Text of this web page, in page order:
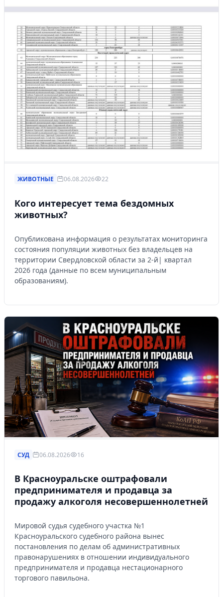
ЖИВОТНЫЕ 06.08.2026 22
Кого интересует тема бездомных
животных?
Опубликована информация о результатах мониторинга
состояния популяции животных без владельцев на
территории Свердловской области за 2-й| квартал
2026 года (данные по всем муниципальным
образованиям).
СУД 06.08.2026 16
В Красноуральске оштрафовали
предпринимателя и продавца за
продажу алкоголя несовершеннолетней
Мировой судья судебного участка №1
Красноуральского судебного района вынес
постановления по делам об административных
правонарушениях в отношении индивидуального
предпринимателя и продавца нестационарного
торгового павильона.